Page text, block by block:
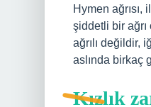
Hymen
şiddetli bir
ağrılı değildir,
aslında birkaç
Kızlık